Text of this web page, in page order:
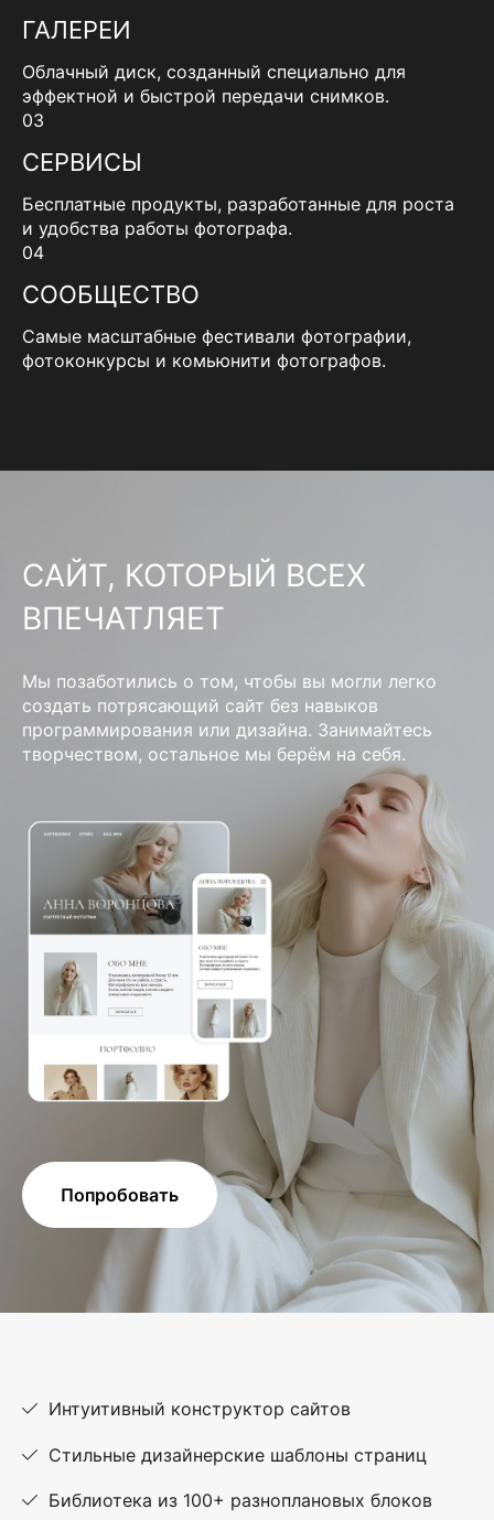
ГАЛЕРЕИ
Облачный диск, созданный специально для
эффектной и быстрой передачи снимков.
03
СЕРВИСЫ
Бесплатные продукты, разработанные для роста
и удобства работы фотографа.
04
СООБЩЕСТВО
Самые масштабные фестивали фотографии,
фотоконкурсы и комьюнити фотографов.
САЙТ, КОТОРЫЙ ВСЕХ
ВПЕЧАТЛЯЕТ
Мы позаботились о том, чтобы вы могли легко
создать потрясающий сайт без навыков
программирования или дизайна. Занимайтесь
творчеством, остальное мы берём на себя.
Попробовать
Интуитивный конструктор сайтов
Стильные дизайнерские шаблоны страниц
Библиотека из 100+ разноплановых блоков